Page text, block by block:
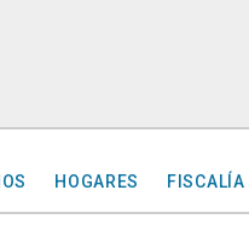
HOGARES FISCALÍA